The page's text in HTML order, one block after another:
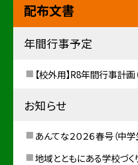
配布文書
年間行事予定
【校外用】R8年間行事計画
お知らせ
あんてな２０２６春号（中
地域とともにある学校づく